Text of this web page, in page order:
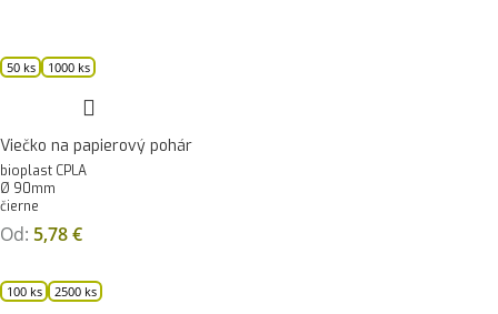
50 ks 1000 ks
Viečko na papierový pohár
bioplast CPLA
Ø 90mm
čierne
Od: 5,78€
100 ks 2500 ks